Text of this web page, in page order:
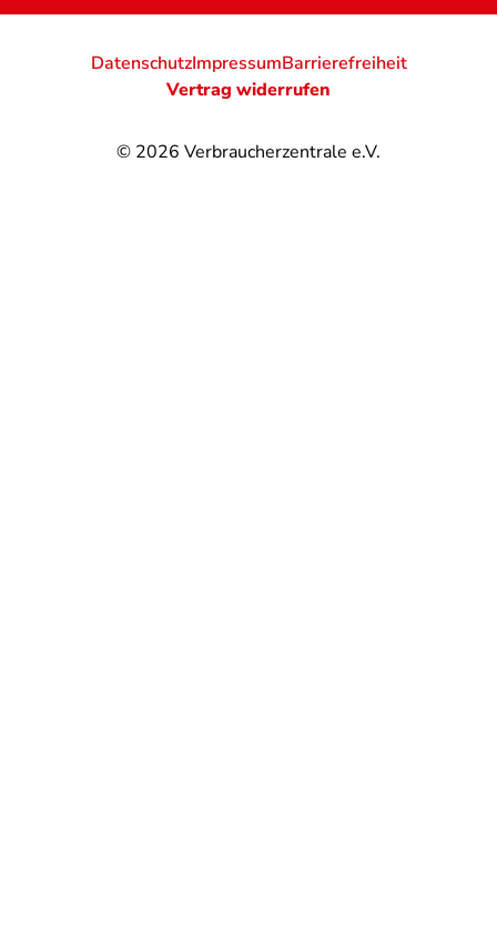
© 2026 Verbraucherzentrale e.V.
DatenschutzImpressumBarrierefreiheit
Vertrag widerrufen